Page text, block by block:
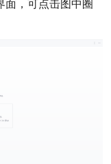
面，可点击图中圈